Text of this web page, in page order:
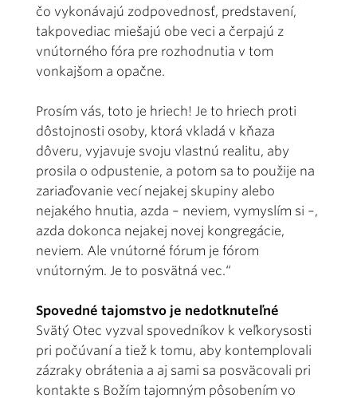
čo vykonávajú zodpovednosť, predstavení,
takpovediac miešajú obe veci a čerpajú z
vnútorného fóra pre rozhodnutia v tom
vonkajšom a opačne.
Prosím vás, toto je hriech! Je to hriech proti
dôstojnosti osoby, ktorá vkladá v kňaza
dôveru, vyjavuje svoju vlastnú realitu, aby
prosila o odpustenie, a potom sa to použije na
zariaďovanie vecí nejakej skupiny alebo
nejakého hnutia, azda – neviem, vymyslím si –,
azda dokonca nejakej novej kongregácie,
neviem. Ale vnútorné fórum je fórom
vnútorným. Je to posvätná vec.“
Spovedné tajomstvo je nedotknuteľné
Svätý Otec vyzval spovedníkov k veľkorysosti
pri počúvaní a tiež k tomu, aby kontemplovali
zázraky obrátenia a aj sami sa posväcovali pri
kontakte s Božím tajomným pôsobením vo